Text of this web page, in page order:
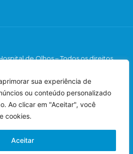
sua experiência de
ou conteúdo personalizado
Ao clicar em "Aceitar", você
cookies.
Aceitar
de Olhos – Todos os direitos
Técnico: Dr. Flávio Gaieta Holzchuh –
– CRM: 125547 – RQE: 42548.
ilustrativas.